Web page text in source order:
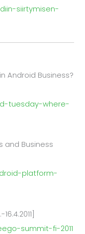
siirtymisen-
Android Business?
tuesday-where-
and Business
platform-
summit-fi-2011